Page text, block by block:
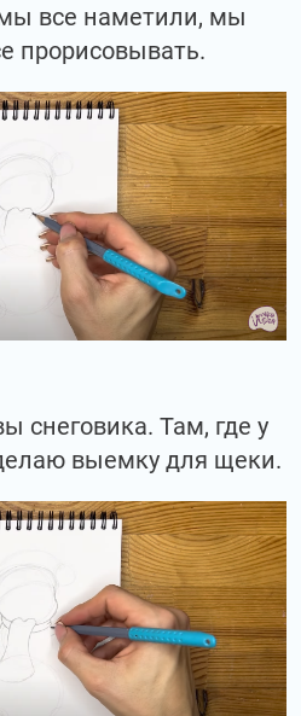
все наметили, мы
прорисовывать.
снеговика. Там, где у
выемку для щеки.